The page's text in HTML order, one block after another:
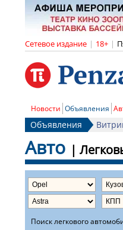
Сетевое издание | 18+ |
Новости Объявления
Объявления
Авто |
Поиск легкового